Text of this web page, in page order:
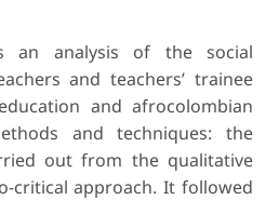
an analysis of the social
and teachers’ trainee
and afrocolombian
and techniques: the
out from the qualitative
critical approach. It followed